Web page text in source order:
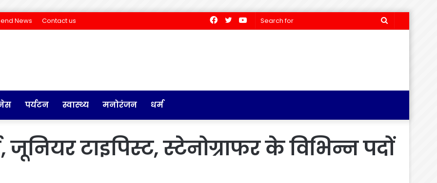
News Contact us
Search
YouTube
Twitter
Facebook
पर्यटन स्वास्थ्य मनोरंजन धर्म
जूनियर टाइपिस्ट, स्टेनोग्राफर के विभिन्न पदों